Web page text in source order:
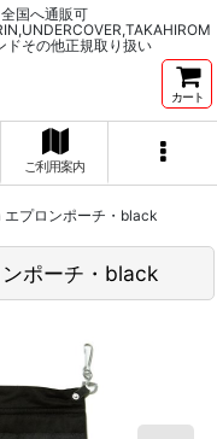
国へ通販可
ドその他正規取り扱い
カート
ご利用案内
プロンポーチ・black
ポーチ・black